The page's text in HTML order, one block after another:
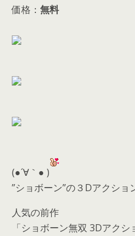
価格： 無料
(●´∀｀● )
”ショボーン”の３Dアクショ
人気の前作
「ショボーン無双 3Dアク